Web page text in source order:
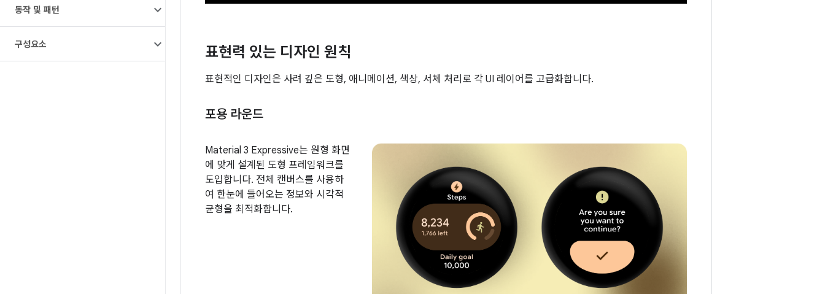
동작 및 패턴
구성요소 표현력 있는 디자인 원칙
표현적인 디자인은 사려 깊은 도형, 애니메이션, 색상, 서체 처리로 각 UI 레이어를 고급화합니다.
포용 라운드
Material 3 Expressive는 원형 화면
에 맞게 설계된 도형 프레임워크를
도입합니다. 전체 캔버스를 사용하
여 한눈에 들어오는 정보와 시각적
균형을 최적화합니다.